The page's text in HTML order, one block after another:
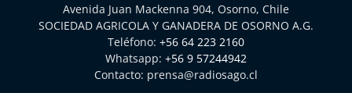
Avenida Juan Mackenna 904, Osorno, Chile
SOCIEDAD AGRICOLA Y GANADERA DE OSORNO A.G.
Teléfono: +56 64 223 2160
Whatsapp: +56 9 57244942
Contacto: prensa@radiosago.cl